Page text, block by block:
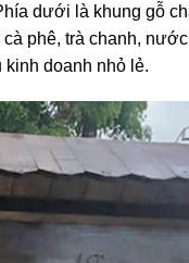
dưới là khung gỗ
phê, trà chanh,
doanh nhỏ lẻ.